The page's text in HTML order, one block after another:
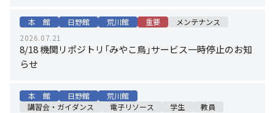
本 館 日野館 荒川館 重要 メンテナンス
8/18 機関リポジトリ「みやこ鳥」サービス一時停止のお知
らせ
2026.07.21
本 館 日野館
荒川館
講習会・ガイダンス
電子リソース 学生 教員